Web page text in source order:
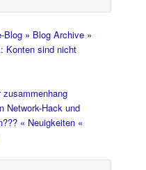
Blog » Blog Archive »
Konten sind nicht
zusammenhang
Network-Hack und
« Neuigkeiten «